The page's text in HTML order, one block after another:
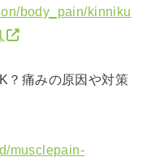
body_pain/kinniku
？痛みの原因や対策
musclepain-